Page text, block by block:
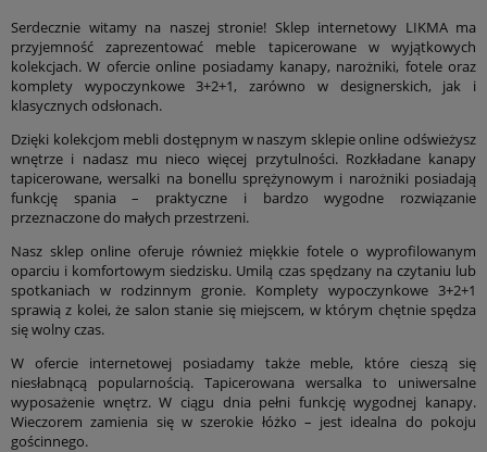
Serdecznie witamy na naszej stronie! Sklep internetowy LIKMA ma
przyjemność zaprezentować meble tapicerowane w wyjątkowych
kolekcjach. W ofercie online posiadamy kanapy, narożniki, fotele oraz
komplety wypoczynkowe 3+2+1, zarówno w designerskich, jak i
klasycznych odsłonach.
Dzięki kolekcjom mebli dostępnym w naszym sklepie online odświeżysz
wnętrze i nadasz mu nieco więcej przytulności. Rozkładane kanapy
tapicerowane, wersalki na bonellu sprężynowym i narożniki posiadają
funkcję spania – praktyczne i bardzo wygodne rozwiązanie
przeznaczone do małych przestrzeni.
Nasz sklep online oferuje również miękkie fotele o wyprofilowanym
oparciu i komfortowym siedzisku. Umilą czas spędzany na czytaniu lub
spotkaniach w rodzinnym gronie. Komplety wypoczynkowe 3+2+1
sprawią z kolei, że salon stanie się miejscem, w którym chętnie spędza
się wolny czas.
W ofercie internetowej posiadamy także meble, które cieszą się
niesłabnącą popularnością. Tapicerowana wersalka to uniwersalne
wyposażenie wnętrz. W ciągu dnia pełni funkcję wygodnej kanapy.
Wieczorem zamienia się w szerokie łóżko – jest idealna do pokoju
gościnnego.